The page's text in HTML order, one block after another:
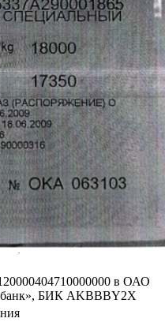
исполнителя. Запрет
до начала электронных
( п.2.4.3 Регламента)
и реализации имущества
унитарное предприятие по
«БелЮрОбеспечение»
1Б
07 (отдел электронных
275-00-12 (магазин), +375
+375 (44) 529-39-27
в ОАО
БИК AKBBBY2X